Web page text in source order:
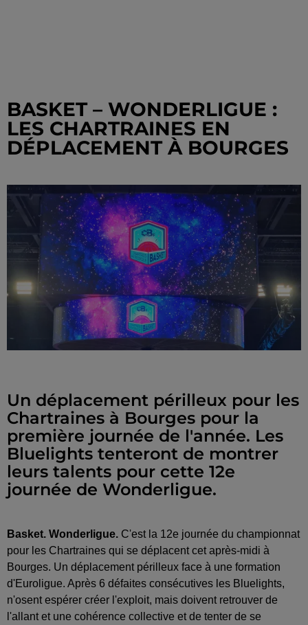
BASKET – WONDERLIGUE :
LES CHARTRAINES EN
DÉPLACEMENT À BOURGES
Un déplacement périlleux pour les
Chartraines à Bourges pour la
première journée de l'année. Les
Bluelights tenteront de montrer
leurs talents pour cette 12e
journée de Wonderligue.
Basket. Wonderligue. C'est la 12e journée du championnat
pour les Chartraines qui se déplacent cet après-midi à
Bourges. Un déplacement périlleux face à une formation
d'Euroligue. Après 6 défaites consécutives les Bluelights,
n'osent espérer créer l'exploit, mais doivent retrouver de
l'allant et une cohérence collective et de tenter de se